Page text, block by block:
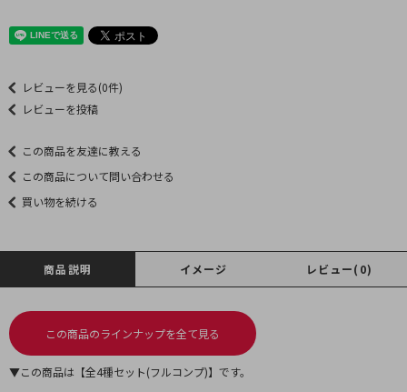
レビューを見る(0件)
レビューを投稿
この商品を友達に教える
この商品について問い合わせる
買い物を続ける
商品説明 イメージ レビュー(0)
この商品のラインナップを全て見る
▼この商品は【全4種セット(フルコンプ)】です。